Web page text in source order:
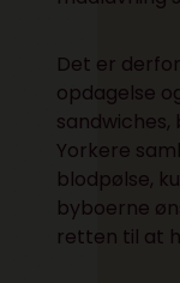
Det er
opdagelse
Yorkere
blodpølse,
byboerne
retten til at